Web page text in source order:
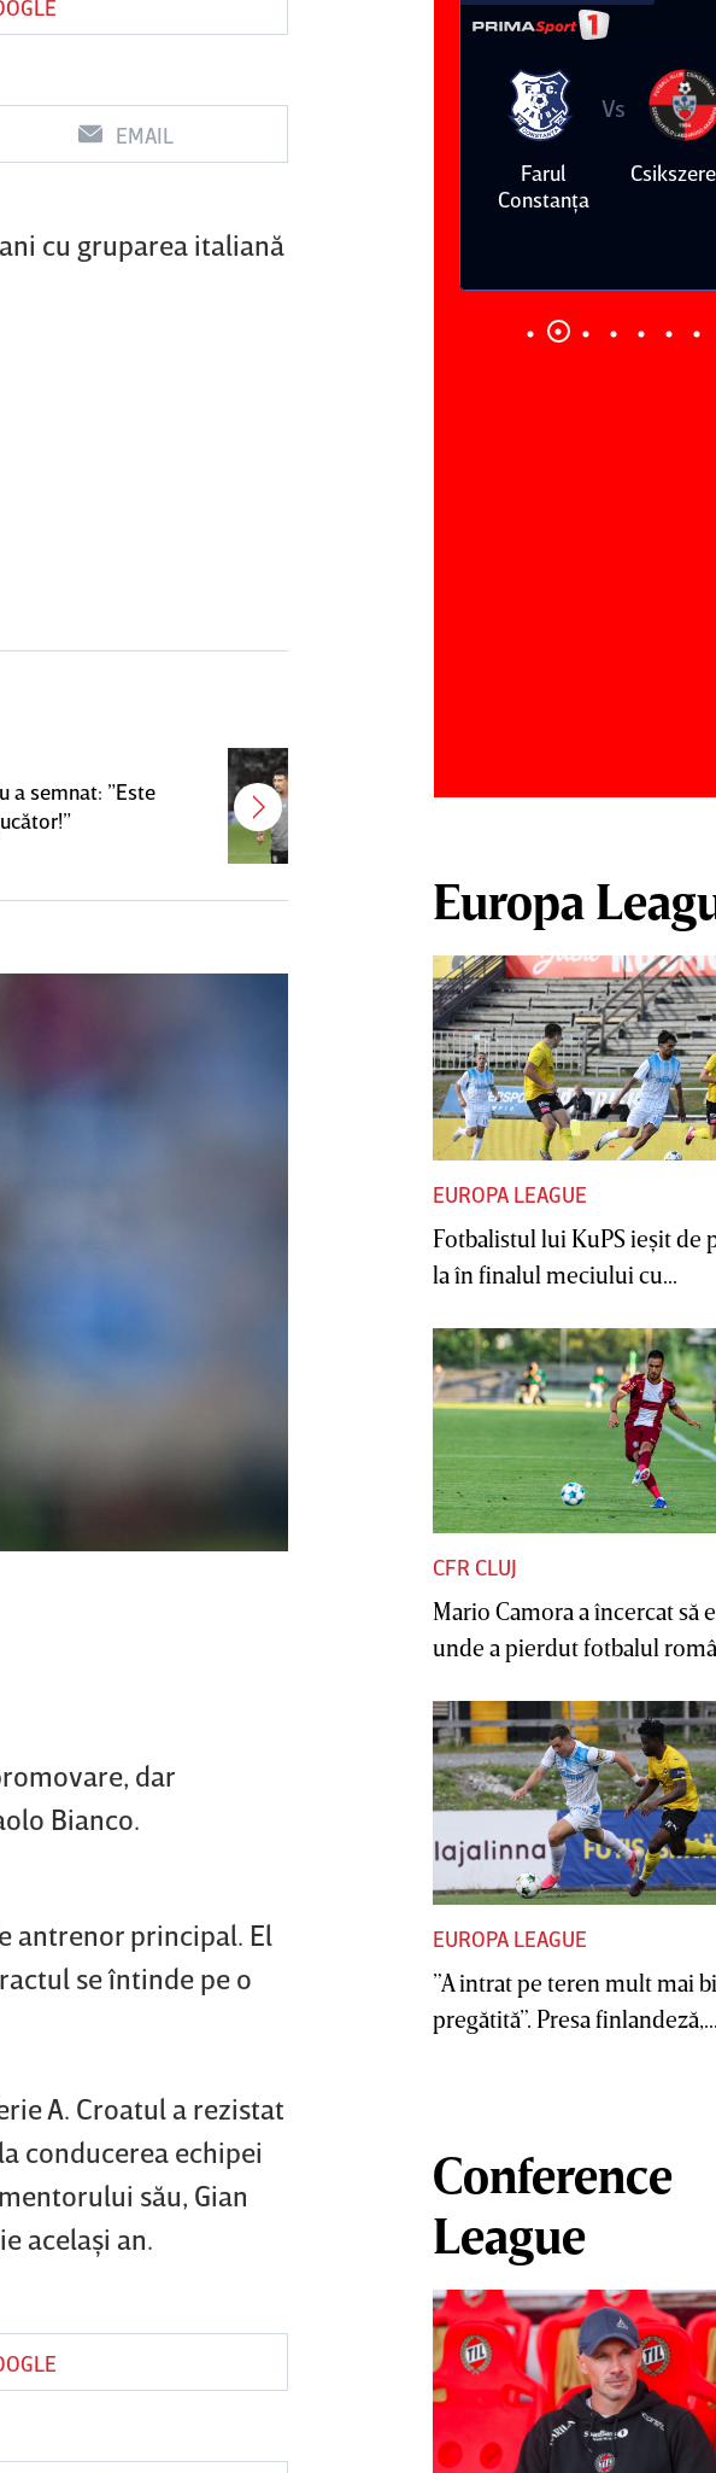
EMAIL
cu gruparea italiană
a semnat: ”Este
Antonio Folha a fost demis de la
dar
Bianco.
antrenor principal. El
se întinde pe o
A. Croatul a rezistat
conducerea echipei
său, Gian
acelaşi an.
0
Vs
Dinamo
Vs
FC
Europa
EUROPA LEAGUE
Fotbalistul lui KuPS ieşit de
la în finalul meciului cu...
CFR CLUJ
Mario Camora a încercat să
unde a pierdut fotbalul
EUROPA LEAGUE
”A intrat pe teren mult mai
pregătită”. Presa
Conference
League